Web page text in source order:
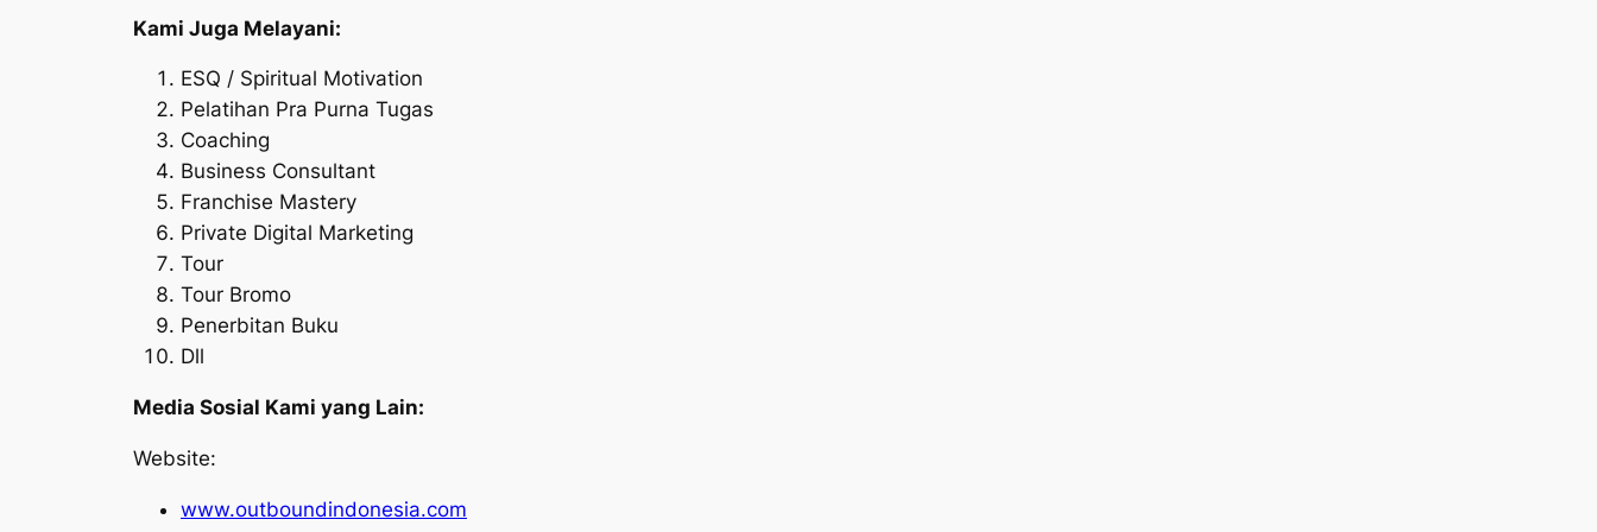
Kami Juga Melayani:
ESQ / Spiritual Motivation
Pelatihan Pra Purna Tugas
Coaching
Business Consultant
Franchise Mastery
Private Digital Marketing
Tour
Tour Bromo
Penerbitan Buku
Dll
Media Sosial Kami yang Lain:
Website:
www.outboundindonesia.com